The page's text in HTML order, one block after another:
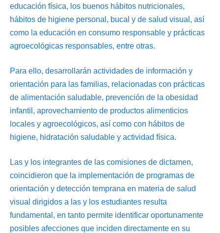
educación física, los buenos hábitos nutricionales,
hábitos de higiene personal, bucal y de salud visual, así
como la educación en consumo responsable y prácticas
agroecológicas responsables, entre otras.
Para ello, desarrollarán actividades de información y
orientación para las familias, relacionadas con prácticas
de alimentación saludable, prevención de la obesidad
infantil, aprovechamiento de productos alimenticios
locales y agroecológicos, así como con hábitos de
higiene, hidratación saludable y actividad física.
Las y los integrantes de las comisiones de dictamen,
coincidieron que la implementación de programas de
orientación y detección temprana en materia de salud
visual dirigidos a las y los estudiantes resulta
fundamental, en tanto permite identificar oportunamente
posibles afecciones que inciden directamente en su